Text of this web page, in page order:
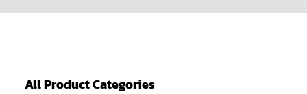
All Product Categories